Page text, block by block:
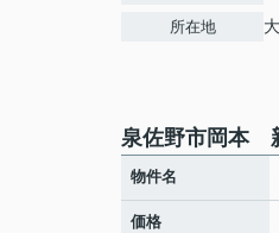
所在地
泉佐野市岡本
物件名
価格